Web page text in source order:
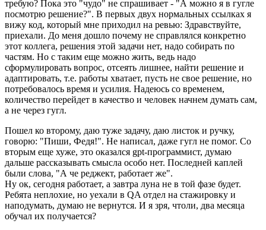
требую? Пока это "чудо" не спрашивает - "А можно я в гугле
посмотрю решение?". В первых двух нормальных ссылках я
вижу код, который мне приходил на ревью: Здравствуйте,
приехали. До меня дошло почему не справлялся конкретно
этот коллега, решения этой задачи нет, надо собирать по
частям. Но с таким еще можно жить, ведь надо
сформулировать вопрос, отсеять лишнее, найти решение и
адаптировать, т.е. работы хватает, пусть не свое решение, но
потребовалось время и усилия. Надеюсь со временем,
количество перейдет в качество и человек начнем думать сам,
а не через гугл.
Пошел ко второму, даю туже задачу, даю листок и ручку,
говорю: "Пиши, Федя!". Не написал, даже гугл не помог. Со
вторым еще хуже, это оказался gpt-программист, думаю
дальше рассказывать смысла особо нет. Последней каплей
были слова, "А че реджект, работает же".
Ну ок, сегодня работает, а завтра луна не в той фазе будет.
Ребята неплохие, но уехали в QA отдел на стажировку и
наподумать, думаю не вернутся. И я зря, чтоли, два месяца
обучал их получается?